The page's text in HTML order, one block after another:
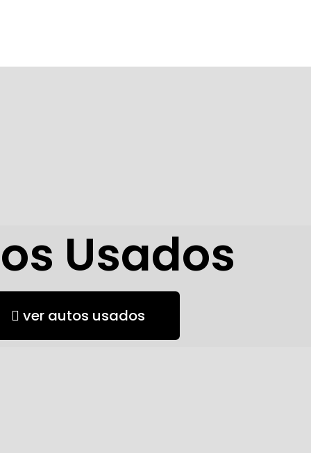
Usados
ver autos usados